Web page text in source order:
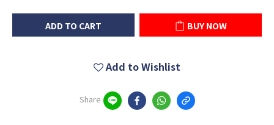
ADD TO CART BUY NOW
Add to Wishlist
Share